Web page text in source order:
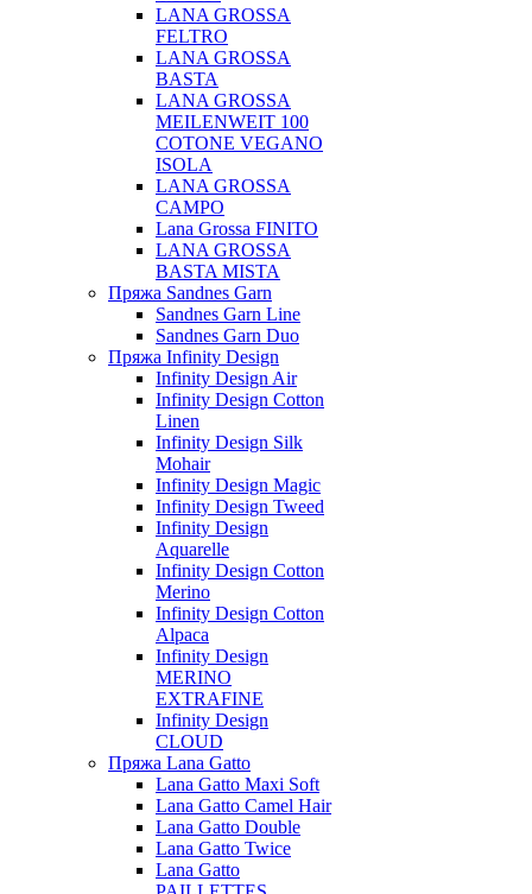
LANA GROSSA
FELTRO
LANA GROSSA
BASTA
LANA GROSSA
MEILENWEIT 100
COTONE VEGANO
ISOLA
LANA GROSSA
CAMPO
Lana Grossa FINITO
LANA GROSSA
BASTA MISTA
Пряжа Sandnes Garn
Sandnes Garn Line
Sandnes Garn Duo
Пряжа Infinity Design
Infinity Design Air
Infinity Design Cotton
Linen
Infinity Design Silk
Mohair
Infinity Design Magic
Infinity Design Tweed
Infinity Design
Aquarelle
Infinity Design Cotton
Merino
Infinity Design Cotton
Alpaca
Infinity Design
MERINO
EXTRAFINE
Infinity Design
CLOUD
Пряжа Lana Gatto
Lana Gatto Maxi Soft
Lana Gatto Camel Hair
Lana Gatto Double
Lana Gatto Twice
Lana Gatto